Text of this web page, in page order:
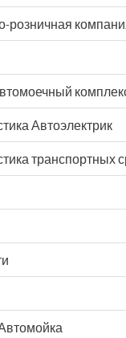
розничная
Автоэлектрик
транспортных